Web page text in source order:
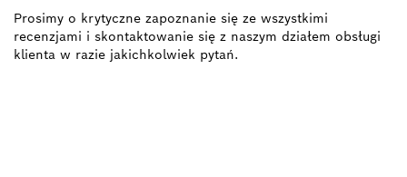
Prosimy o krytyczne zapoznanie się ze wszystkimi
recenzjami i skontaktowanie się z naszym działem obsługi
klienta w razie jakichkolwiek pytań.